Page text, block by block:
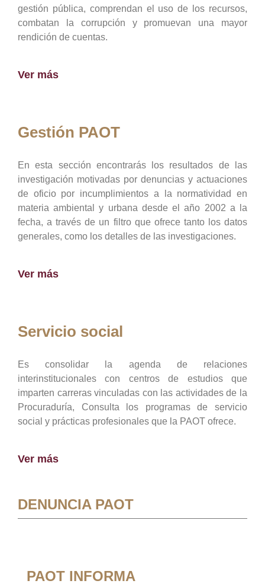
gestión pública, comprendan el uso de los recursos,
combatan la corrupción y promuevan una mayor
rendición de cuentas.
Ver más
Gestión PAOT
En esta sección encontrarás los resultados de las
investigación motivadas por denuncias y actuaciones
de oficio por incumplimientos a la normatividad en
materia ambiental y urbana desde el año 2002 a la
fecha, a través de un filtro que ofrece tanto los datos
generales, como los detalles de las investigaciones.
Ver más
Servicio social
Es consolidar la agenda de relaciones
interinstitucionales con centros de estudios que
imparten carreras vinculadas con las actividades de la
Procuraduría, Consulta los programas de servicio
social y prácticas profesionales que la PAOT ofrece.
Ver más
DENUNCIA PAOT
PAOT INFORMA